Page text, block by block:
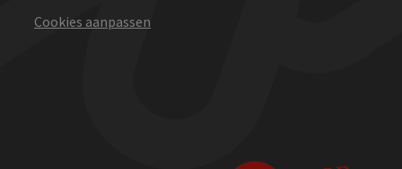
Cookies aanpassen